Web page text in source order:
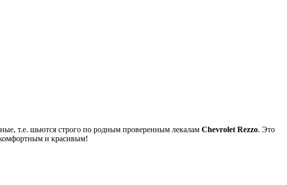
т.е. шьются строго по родным проверенным лекалам Chevrolet Rezzo. Это
и красивым!